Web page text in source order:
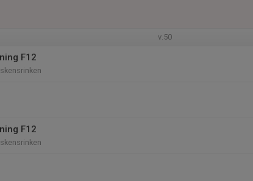
v.50
F12
F12